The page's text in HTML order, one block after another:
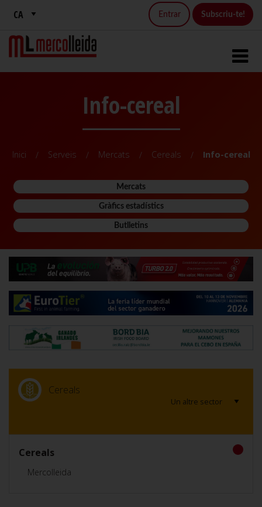
Entrar Subscriu-te!
Info-cereal
Inici Serveis Mercats Cereals Info-cereal
Mercats
Gràfics estadístics
Butlletins
Cereals
Cereals
Mercolleida